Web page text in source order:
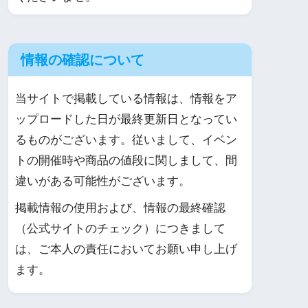
情報の確認について
当サイトで掲載している情報は、情報をア
ップロードした日が最終更新日となってい
るものがございます。従いまして、イベン
トの開催時や商品の値段に関しまして、間
違いがある可能性がございます。
掲載情報の使用および、情報の最終確認
（公式サイトのチェック）につきまして
は、ご本人の責任においてお願い申し上げ
ます。